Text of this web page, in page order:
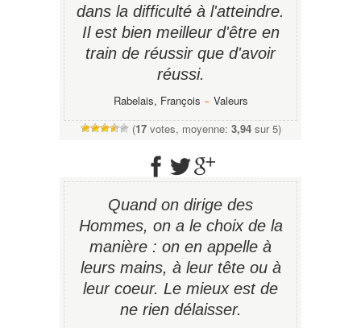
dans la difficulté à l'atteindre.
Il est bien meilleur d'être en
train de réussir que d'avoir
réussi.
Rabelais, François − Valeurs
(17votes, moyenne: 3,94sur 5)
Quand on dirige des
Hommes, on a le choix de la
manière : on en appelle à
leurs mains, à leur tête ou à
leur coeur. Le mieux est de
ne rien délaisser.